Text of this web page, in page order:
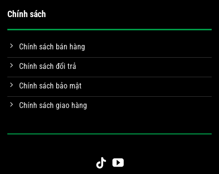
Chính sách
Chính sách bán hàng
Chính sách đổi trả
Chính sách bảo mật
Chính sách giao hàng